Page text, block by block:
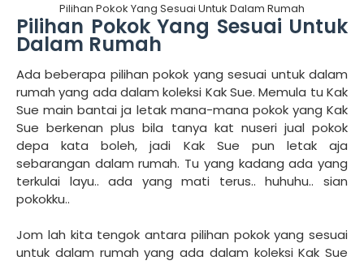
Pilihan Pokok Yang Sesuai Untuk Dalam Rumah
Pilihan Pokok Yang Sesuai Untuk
Dalam Rumah
Ada beberapa pilihan pokok yang sesuai untuk dalam
rumah yang ada dalam koleksi Kak Sue. Memula tu Kak
Sue main bantai ja letak mana-mana pokok yang Kak
Sue berkenan plus bila tanya kat nuseri jual pokok
depa kata boleh, jadi Kak Sue pun letak aja
sebarangan dalam rumah. Tu yang kadang ada yang
terkulai layu.. ada yang mati terus.. huhuhu.. sian
pokokku..
Jom lah kita tengok antara pilihan pokok yang sesuai
untuk dalam rumah yang ada dalam koleksi Kak Sue